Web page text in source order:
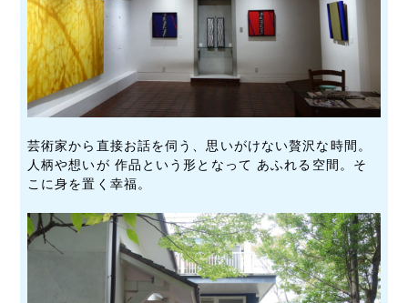
芸術家から直接お話を伺う、思いがけない贅沢な時間。
人柄や想いが 作品という形となって あふれる空間。そ
こに身を置く幸福。